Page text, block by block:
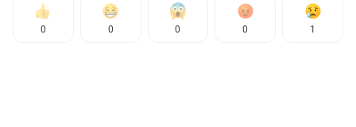
0 0 0 0 1